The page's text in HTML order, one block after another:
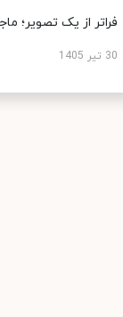
فراتر از یک تصویر؛
30 تیر 1405